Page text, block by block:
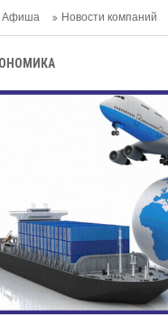
Афиша Новости компаний
в юридических